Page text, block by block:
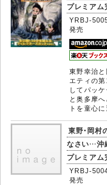
プレミア
YRBJ-
発売
東野幸治
エティの
してパッ
と奥多摩
トを童心
東野・岡
なさい…沖
プレミア
YRBJ-
発売